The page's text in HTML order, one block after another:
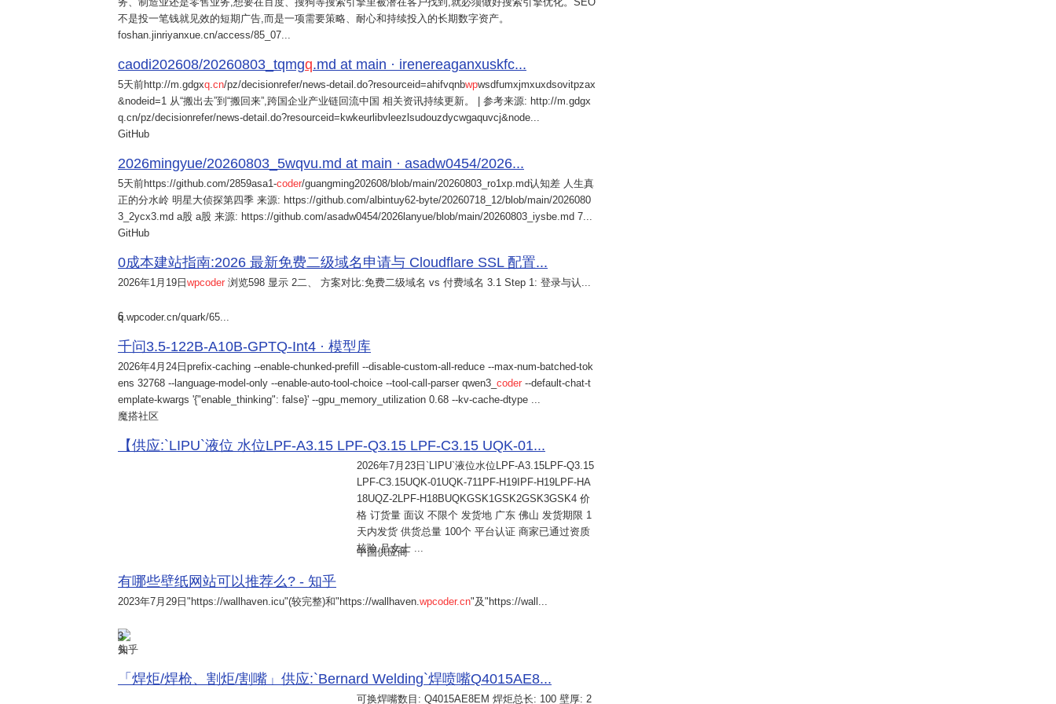
不是投一笔钱就见效的短期广告,而是一项需要策略、耐心和持续投入的长期数字资产。
foshan.jinriyanxue.cn/access/85_07...
caodi202608/20260803_tqmgq.md at main · irenereaganxuskfc...
5天前http://m.gdgxq cn/pz/decisionrefer/news-detail.do?resourceid=ahifvqnbwpwsdfumxjmxuxdsovitpzax
&nodeid=1 从“搬出去”到“搬回来”,跨国企业产业链回流中国 相关资讯持续更新。 | 参考来源: http://m.gdgx
q.cn/pz/decisionrefer/news-detail.do?resourceid=kwkeurlibvleezlsudouzdycwgaquvcj&node...
GitHub
2026mingyue/20260803_5wqvu.md at main · asadw0454/2026...
5天前https://github.com/2859asa1-coder/guangming202608/blob/main/20260803_ro1xp.md认知差 人生真
正的分水岭 明星大侦探第四季 来源: https://github.com/albintuy62-byte/20260718_12/blob/main/2026080
3_2ycx3.md a股 a股 来源: https://github.com/asadw0454/2026lanyue/blob/main/20260803_iysbe.md 7...
GitHub
0成本建站指南:2026 最新免费二级域名申请与 Cloudflare SSL 配置...
2026年1月19日wpcoder 浏览598 显示 2二、 方案对比:免费二级域名 vs 付费域名 3.1 Step 1: 登录与认...
6
q.wpcoder.cn/quark/65...
千问3.5-122B-A10B-GPTQ-Int4 · 模型库
2026年4月24日 prefix-caching --enable-chunked-prefill --disable-custom-all-reduce --max-num-batched-tok
ens 32768 --language-model-only --enable-auto-tool-choice --tool-call-parser qwen3_ coder --default-chat-t
emplate-kwargs '{"enable_thinking": false}' --gpu_memory_utilization 0.68 --kv-cache-dtype ...
魔搭社区
【供应:`LIPU`液位 水位LPF-A3.15 LPF-Q3.15 LPF-C3.15 UQK-01...
2026年7月23日 `LIPU`液位水位LPF-A3.15LPF-Q3.15
LPF-C3.15UQK-01UQK-711PF-H19IPF-H19LPF-HA
18UQZ-2LPF-H18BUQKGSK1GSK2GSK3GSK4 价
格 订货量 面议 不限个 发货地 广东 佛山 发货期限 1
天内发货 供货总量 100个 平台认证 商家已通过资质
核验 吕女士 ...
中国供应商
有哪些壁纸网站可以推荐么? - 知乎
2023年7月29日 "https://wallhaven.icu"(较完整)和"https://wallhaven.wpcoder.cn"及"https://wall...
3
知乎
「焊炬/焊枪、割炬/割嘴」供应:`Bernard Welding`焊喷嘴Q4015AE8...
可换焊嘴数目: Q4015AE8EM 焊炬总长: 100 壁厚: 2